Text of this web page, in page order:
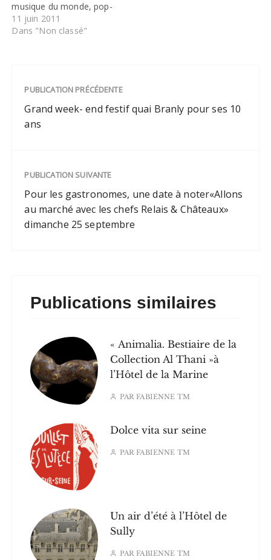
musique du monde, pop-
folk…) dans un cadre
bucolique. Cette
se produisent en dehors
de leur cadre habituel :
Eténèsh Wassié…
11 juin 2011
Dans "Non classé"
PUBLICATION PRÉCÉDENTE
Grand week- end festif quai Branly pour ses 10
ans
PUBLICATION SUIVANTE
Pour les gastronomes, une date à noter«Allons
au marché avec les chefs Relais & Châteaux»
dimanche 25 septembre
Publications similaires
« Animalia. Bestiaire de la
Collection Al Thani »à
l’Hôtel de la Marine
PARFABIENNE TM
Dolce vita sur seine
PARFABIENNE TM
Un air d’été à l’Hôtel de
Sully
PARFABIENNE TM